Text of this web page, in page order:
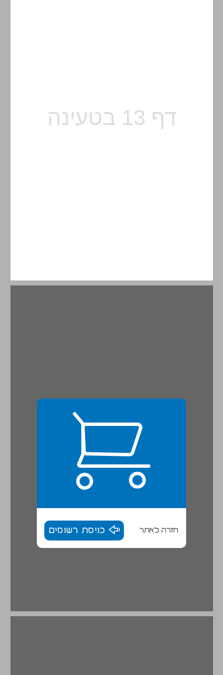
חזרה לאתר כניסת רשומים